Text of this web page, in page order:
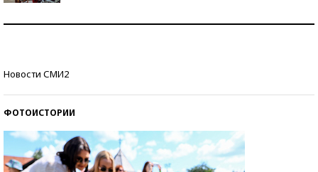
Новости СМИ2
ФОТОИСТОРИИ